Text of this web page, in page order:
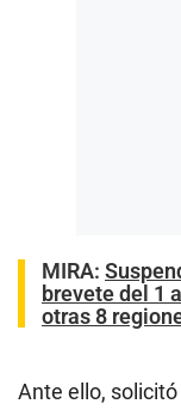
MIRA:
brevete del 1
otras 8
Ante ello,